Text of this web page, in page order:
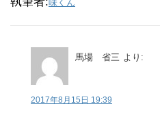
味くん
馬場 省三 より:
2017年8月15日 19:39